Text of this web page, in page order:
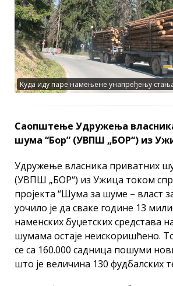
Kуда иду паре намењене унапређењу
Саопштење Удружења
шума “Бор” (УВПШ „БОР“) из
Удружење власника приватних
(УВПШ „БОР“) из Ужица током
пројекта “Шума за шуме – власт
уочило је да сваке године 13
наменских буџетских средстава
шумама остаје неискоришћено.
се са 160.000 садница пошуми
што је величина 130 фудбалских